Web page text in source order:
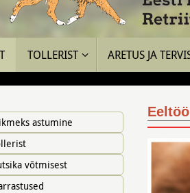
TOLLERIST ARETUS JA
astumine
võtmisest